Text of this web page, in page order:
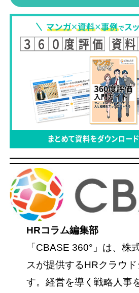
HRコラム編集部
「CBASE 360°」は、株
スが提供するHRクラウ
す。経営を導く戦略人事